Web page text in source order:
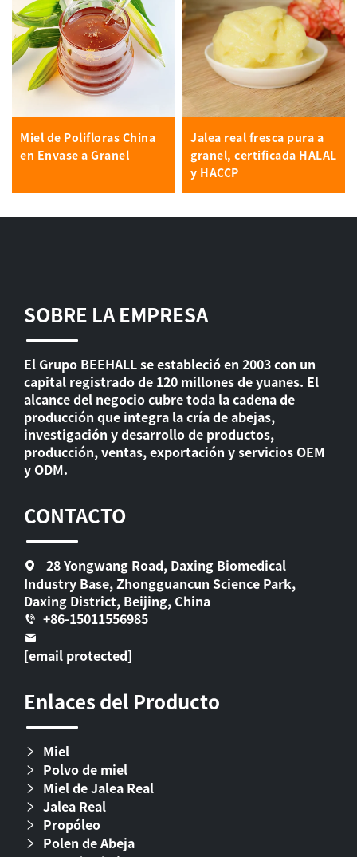
Miel de Polifloras China
en Envase a Granel
Jalea real fresca pura a
granel, certificada HALAL
y HACCP
SOBRE LA EMPRESA
El Grupo BEEHALL se estableció en 2003 con un
capital registrado de 120 millones de yuanes. El
alcance del negocio cubre toda la cadena de
producción que integra la cría de abejas,
investigación y desarrollo de productos,
producción, ventas, exportación y servicios OEM
y ODM.
CONTACTO
28 Yongwang Road, Daxing Biomedical
Industry Base, Zhongguancun Science Park,
Daxing District, Beijing, China
+86-15011556985
[email protected]
Enlaces del Producto
Miel
Polvo de miel
Miel de Jalea Real
Jalea Real
Propóleo
Polen de Abeja